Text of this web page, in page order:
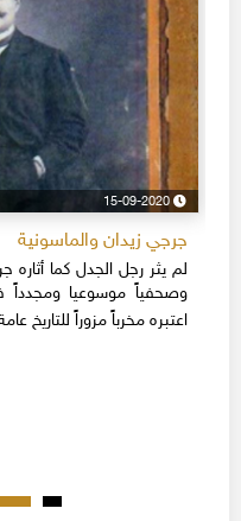
15-09-2020
جرجي زيدان والماسونية
لم يثر رجل الجدل كما أثاره
وصحفياً موسوعيا ومجدداً
اعتبره مخرباً مزوراً للتاريخ